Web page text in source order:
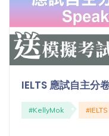
補
課
程
的
功
課
IELTS 應試自主
#KellyMok #IELTS